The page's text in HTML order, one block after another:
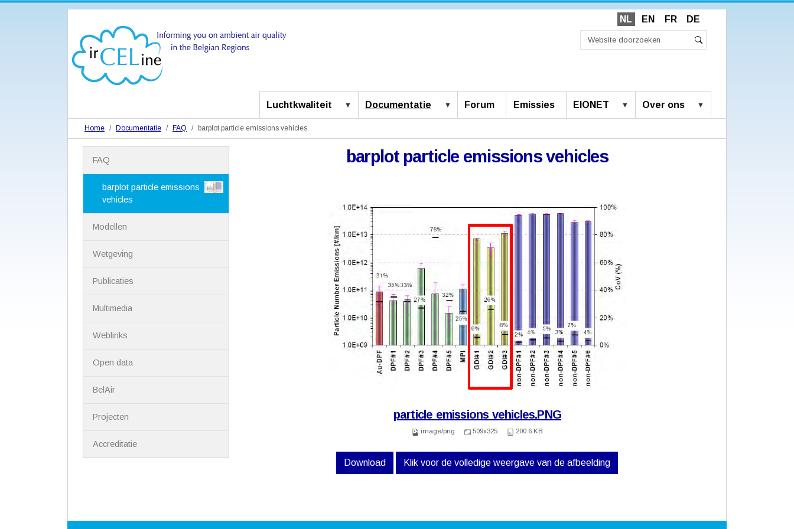
NL EN FR DE
Luchtkwaliteit Documentatie Forum Emissies EIONET Over ons
Home Documentatie FAQ barplot particle emissions vehicles
barplot particle emissions vehicles
particle emissions vehicles.PNG
image/png 509x325 200.6 KB
Download Klik voor de volledige weergave van de afbeelding
v
FAQ
barplot particle emissions
vehicles
Modellen
Wetgeving
Publicaties
Multimedia
Weblinks
Open data
BelAir
Projecten
Accreditatie